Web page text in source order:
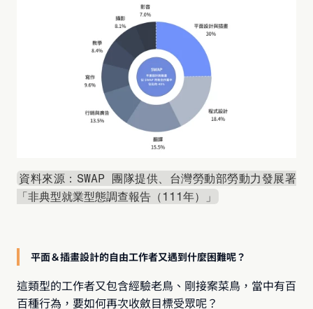
資料來源：SWAP 團隊提供、台灣勞動部勞動力發展署
「非典型就業型態調查報告（111年）」
平面＆插畫設計的自由工作者又遇到什麼困難呢？
這類型的工作者又包含經驗老鳥、剛接案菜鳥，當中有百
百種行為，要如何再次收斂目標受眾呢？